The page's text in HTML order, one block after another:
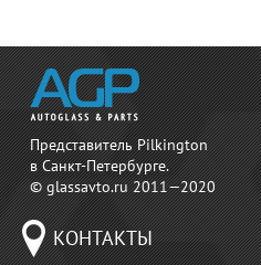
Представитель Pilkington
в Санкт-Петербурге.
© glassavto.ru 2011—2020
КОНТАКТЫ